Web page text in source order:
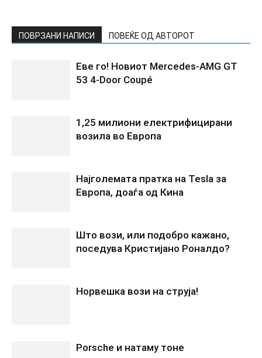
ПОВРЗАНИ НАПИСИ ПОВЕЌЕ ОД АВТОРОТ
Еве го! Новиот Mercedes‑AMG GT
53 4‑Door Coupé
1,25 милиони електрифицирани
возила во Европа
Најголемата пратка на Tesla за
Европа, доаѓа од Кина
Што вози, или подобро кажано,
поседува Кристијано Роналдо?
Норвешка вози на струја!
Porsche и натаму тоне